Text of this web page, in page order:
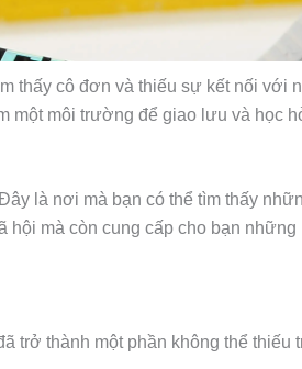
thấy cô đơn và thiếu sự kết nối với
một môi trường để giao lưu và học
là nơi mà bạn có thể tìm thấy
mà còn cung cấp cho bạn
trở thành một phần không thể thiếu